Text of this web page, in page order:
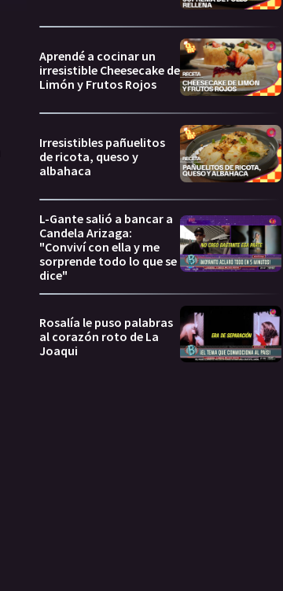
Aprendé a cocinar un
irresistible Cheesecake de
Limón y Frutos Rojos
Irresistibles pañuelitos
de ricota, queso y
albahaca
L-Gante salió a bancar a
Candela Arizaga:
"Conviví con ella y me
sorprende todo lo que se
dice"
Rosalía le puso palabras
al corazón roto de La
Joaqui